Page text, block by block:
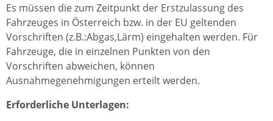
Es müssen die zum Zeitpunkt der Erstzulassung des
Fahrzeuges in Österreich bzw. in der EU geltenden
Vorschriften (z.B.:Abgas,Lärm) eingehalten werden. Für
Fahrzeuge, die in einzelnen Punkten von den
Vorschriften abweichen, können
Ausnahmegenehmigungen erteilt werden.
Erforderliche Unterlagen: